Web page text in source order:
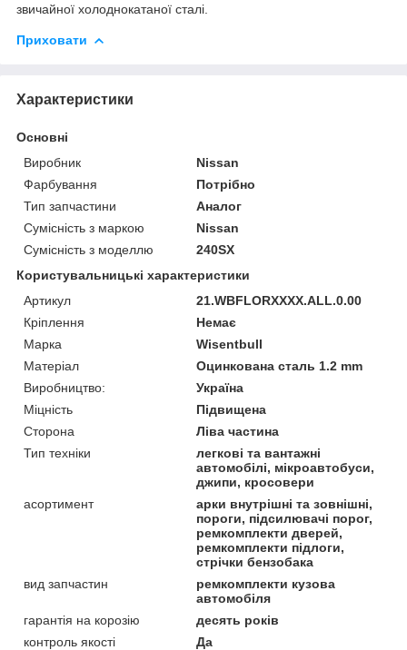
звичайної холоднокатаної сталі.
Приховати
Характеристики
Основні
Виробник
Nissan
Фарбування
Потрібно
Тип запчастини
Аналог
Сумісність з маркою
Nissan
Сумісність з моделлю
240SX
Користувальницькі характеристики
Артикул
21.WBFLORXXXX.ALL.0.00
Кріплення
Немає
Марка
Wisentbull
Матеріал
Оцинкована сталь 1.2 mm
Виробництво:
Україна
Міцність
Підвищена
Сторона
Ліва частина
Тип техніки
легкові та вантажні
автомобілі, мікроавтобуси,
джипи, кросовери
асортимент
арки внутрішні та зовнішні,
пороги, підсилювачі порог,
ремкомплекти дверей,
ремкомплекти підлоги,
стрічки бензобака
вид запчастин
ремкомплекти кузова
автомобіля
гарантія на корозію
десять років
контроль якості
Да